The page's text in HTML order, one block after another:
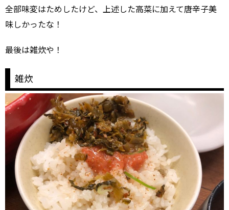
全部味変はためしたけど、上述した高菜に加えて唐辛子美
味しかったな！
最後は雑炊や！
雑炊